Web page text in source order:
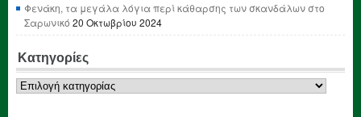
Φενάκη, τα μεγάλα λόγια περί κάθαρσης των σκανδάλων στο
Σαρωνικό 20 Οκτωβρίου 2024
Κατηγορίες
Κατηγορίες